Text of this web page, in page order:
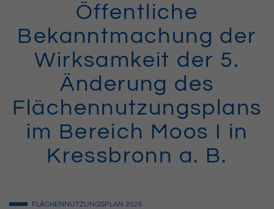
Öffentliche
Bekanntmachung der
Wirksamkeit der 5.
Änderung des
Flächennutzungsplans
im Bereich Moos I in
Kressbronn a. B.
FLÄCHENNUTZUNGSPLAN 2025